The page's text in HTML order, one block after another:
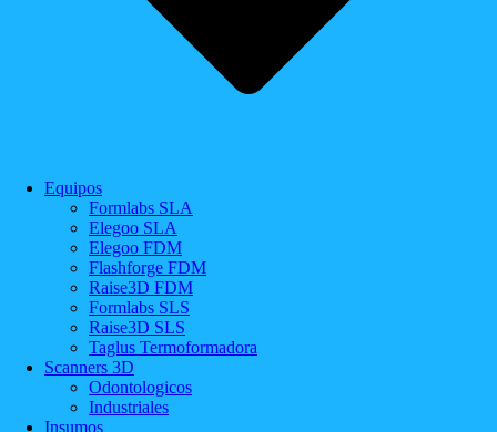
Equipos
Formlabs SLA
Elegoo SLA
Elegoo FDM
Flashforge FDM
Raise3D FDM
Formlabs SLS
Raise3D SLS
Taglus Termoformadora
Scanners 3D
Odontologicos
Industriales
Insumos